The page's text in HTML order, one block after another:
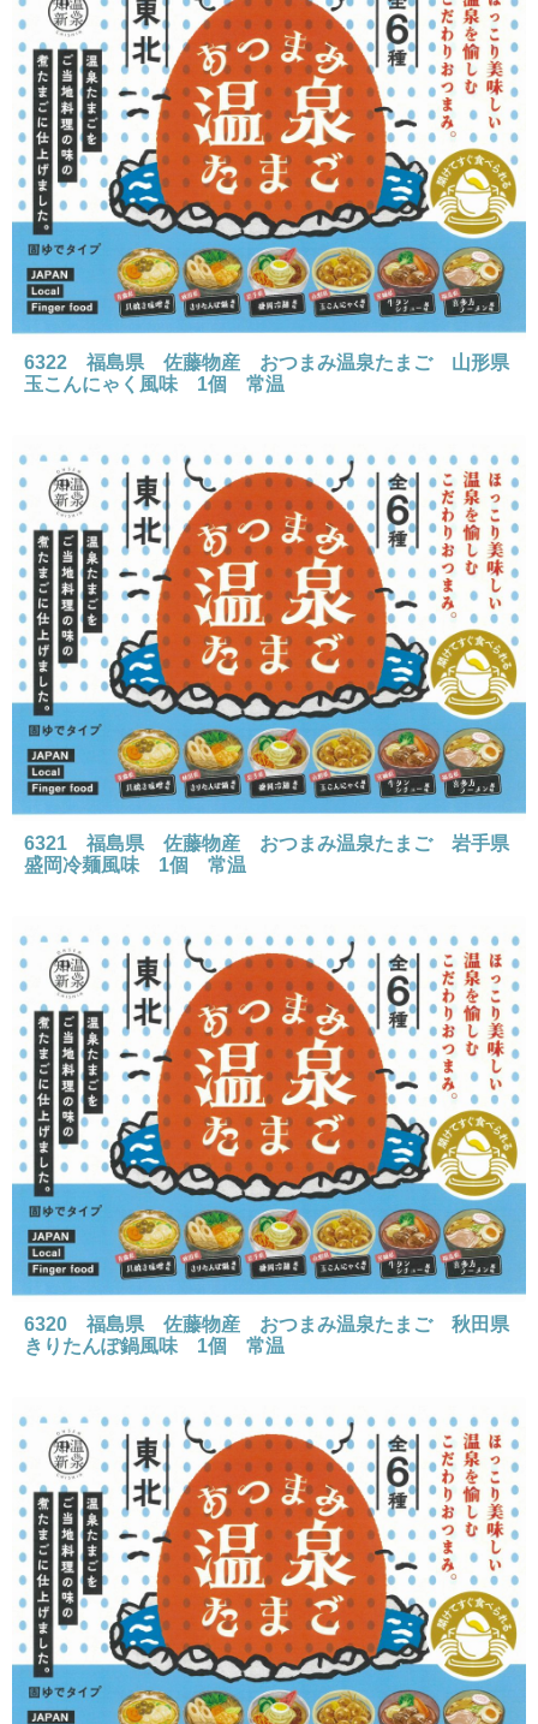
6322 福島県 佐藤物産 おつまみ温泉たまご 山形県
玉こんにゃく風味 1個 常温
6321 福島県 佐藤物産 おつまみ温泉たまご 岩手県
盛岡冷麺風味 1個 常温
6320 福島県 佐藤物産 おつまみ温泉たまご 秋田県
きりたんぽ鍋風味 1個 常温